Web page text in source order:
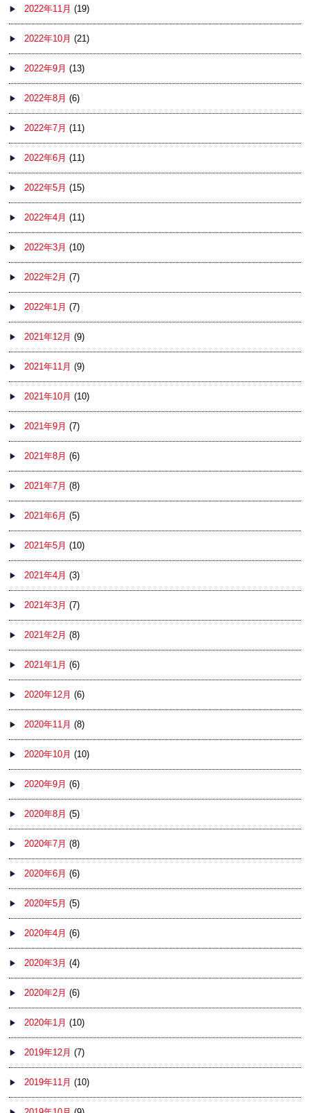
2022年11月 (19)
2022年10月 (21)
2022年9月 (13)
2022年8月 (6)
2022年7月 (11)
2022年6月 (11)
2022年5月 (15)
2022年4月 (11)
2022年3月 (10)
2022年2月 (7)
2022年1月 (7)
2021年12月 (9)
2021年11月 (9)
2021年10月 (10)
2021年9月 (7)
2021年8月 (6)
2021年7月 (8)
2021年6月 (5)
2021年5月 (10)
2021年4月 (3)
2021年3月 (7)
2021年2月 (8)
2021年1月 (6)
2020年12月 (6)
2020年11月 (8)
2020年10月 (10)
2020年9月 (6)
2020年8月 (5)
2020年7月 (8)
2020年6月 (6)
2020年5月 (5)
2020年4月 (6)
2020年3月 (4)
2020年2月 (6)
2020年1月 (10)
2019年12月 (7)
2019年11月 (10)